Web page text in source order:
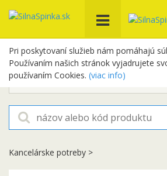
Pri poskytovaní služieb nám pomáhajú
Používaním našich stránok vyjadrujete
používaním Cookies. (viac info)
+421 948 654
Kancelárske potreby >